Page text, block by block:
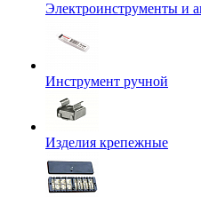
Электроинструменты и
Инструмент ручной
Изделия крепежные